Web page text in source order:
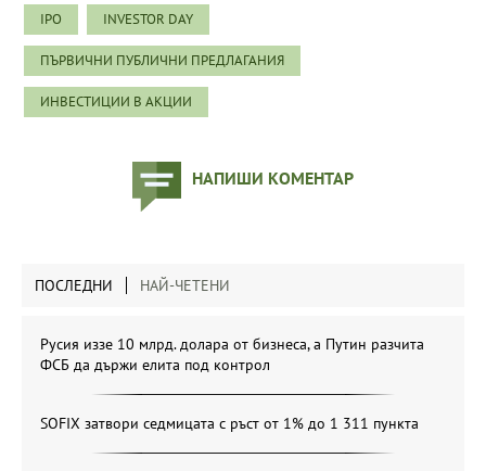
IPO INVESTOR DAY
ПЪРВИЧНИ ПУБЛИЧНИ ПРЕДЛАГАНИЯ
ИНВЕСТИЦИИ В АКЦИИ
НАПИШИ КОМЕНТАР
ПОСЛЕДНИ НАЙ-ЧЕТЕНИ
Русия иззе 10 млрд. долара от бизнеса, а Путин разчита
ФСБ да държи елита под контрол
SOFIX затвори седмицата с ръст от 1% до 1 311 пункта